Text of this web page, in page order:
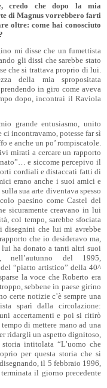
credo che dopo la mia
di Magnus vorrebbero farti
oltre: come hai conosciuto
mi disse che un fumettista
gli dissi che sarebbe stato
che si trattava proprio di lui.
della mia spropositata
in giro come aveva
dopo, incontrai il Raviola
grande entusiasmo, unito
incontravamo, potesse far sì
e anche un po’ rompiscatole.
mirati a cercare un rapporto
e siccome percepivo il
cordiali e distaccati fatti di
erano anche i suoi amici e
sua arte diventava spesso
paesino come Castel del
sicuramente creavano in lui
col tempo, sarebbe sfociata
disegnini che lui mi avrebbe
che io desideravo ma,
ha donato a tanti altri suoi
nell’autunno del 1995,
“piatto artistico” della 40^
la voce che Roberto era
sebbene in paese girino
certe notizie c’è sempre una
sparì dalla circolazione:
accertamenti e poi si ritirò
di mettere mano ad una
ridargli un aspetto dignitoso,
intitolata “L’uomo che
per questa storia che si
il 5 febbraio 1996,
il giorno precedente